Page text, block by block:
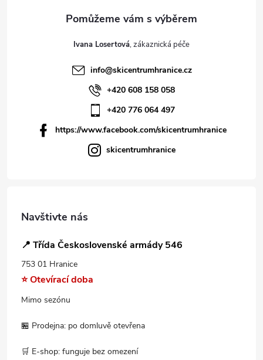
Ivana Losertová
info@skicentrumhranice.cz
+420 608 158 058
+420 776 064 497
https://www.facebook.com/skicentrumhranice
skicentrumhranice
Navštivte nás
📍 Třída Československé armády 546
753 01 Hranice
⭐ Otevírací doba
Mimo sezónu
🏪 Prodejna: po domluvě otevřena
🛒 E-shop: funguje bez omezení